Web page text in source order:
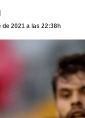
de 2021 a las 22:38h